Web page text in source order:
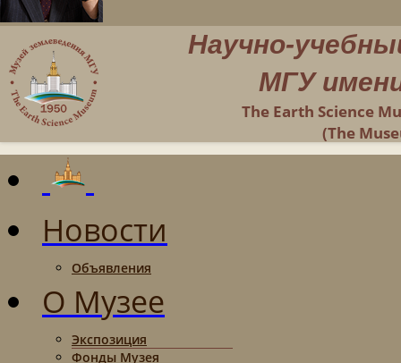
Научно-
МГУ
The Earth Science
(The
Новости
Объявления
О Музее
Экспозиция
Фонды Музея